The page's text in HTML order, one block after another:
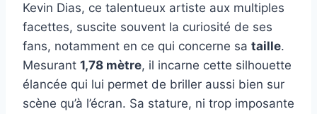
Kevin Dias, ce talentueux artiste aux multiples
facettes, suscite souvent la curiosité de ses
fans, notamment en ce qui concerne sa taille.
Mesurant 1,78 mètre, il incarne cette silhouette
élancée qui lui permet de briller aussi bien sur
scène qu’à l’écran. Sa stature, ni trop imposante